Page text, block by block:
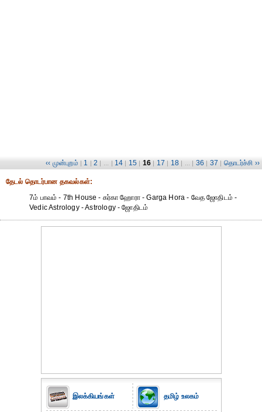
‹‹ முன்புறம் | 1 | 2 | ... | 14 | 15 | 16 | 17 | 18 | ... | 36 | 37 | தொடர்ச்சி ››
தேட‌ல் தொட‌ர்பான தகவ‌ல்க‌ள்:
7ம் பாவம் - 7th House - கர்கா ஹோரா - Garga Hora - வேத ஜோதிடம் -
Vedic Astrology - Astrology - ஜோதிடம்
இலக்கியங்கள் தமிழ் உலகம்